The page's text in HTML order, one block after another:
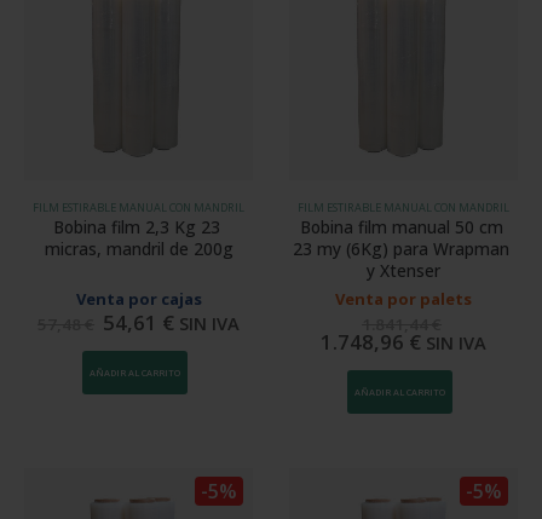
FILM ESTIRABLE MANUAL CON MANDRIL
Bobina film 2,3 Kg 23
micras, mandril de 200g
Venta por cajas
54,61 € SIN IVA
AÑADIR AL CARRITO
FILM ESTIRABLE MANUAL CON MANDRIL
Bobina film manual 50 cm
23 my (6Kg) para Wrapman
y Xtenser
Venta por palets
1.748,96 € SIN IVA
AÑADIR AL CARRITO
-5% -5%